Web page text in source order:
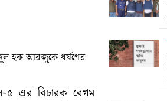
হক আরজুকে ধর্ষণের
৫ এর বিচারক বেগম